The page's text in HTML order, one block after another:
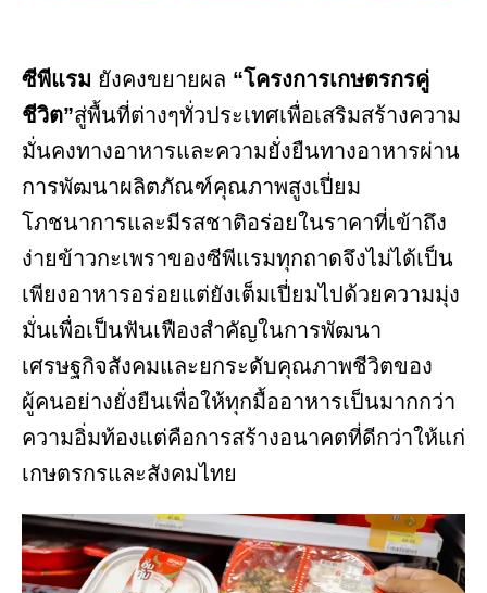
ซีพีแรม ยังคงขยายผล “โครงการเกษตรกรคู่
ชีวิต”สู่พื้นที่ต่างๆทั่วประเทศเพื่อเสริมสร้างความ
มั่นคงทางอาหารและความยั่งยืนทางอาหารผ่าน
การพัฒนาผลิตภัณฑ์คุณภาพสูงเปี่ยม
โภชนาการและมีรสชาติอร่อยในราคาที่เข้าถึง
ง่ายข้าวกะเพราของซีพีแรมทุกถาดจึงไม่ได้เป็น
เพียงอาหารอร่อยแต่ยังเต็มเปี่ยมไปด้วยความมุ่ง
มั่นเพื่อเป็นฟันเฟืองสำคัญในการพัฒนา
เศรษฐกิจสังคมและยกระดับคุณภาพชีวิตของ
ผู้คนอย่างยั่งยืนเพื่อให้ทุกมื้ออาหารเป็นมากกว่า
ความอิ่มท้องแต่คือการสร้างอนาคตที่ดีกว่าให้แก่
เกษตรกรและสังคมไทย